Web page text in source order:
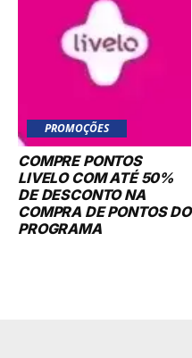
PROMOÇÕES
COMPRE PONTOS
LIVELO COM ATÉ 50%
DE DESCONTO NA
COMPRA DE PONTOS DO
PROGRAMA